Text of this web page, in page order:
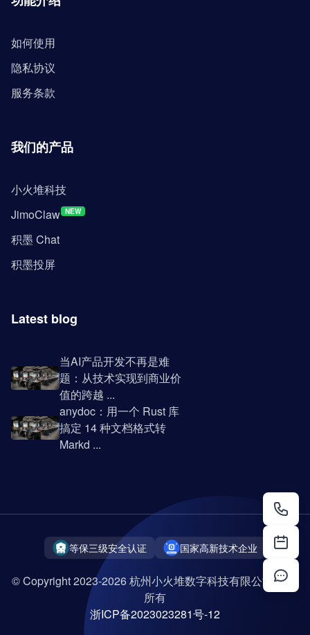
如何使用
隐私协议
服务条款
我们的产品
小火堆科技
JimoClaw NEW
积墨 Chat
积墨投屏
Latest blog
当AI产品开发不再是难
题：从技术实现到商业价
值的跨越 ...
anydoc：用一个 Rust 库
搞定 14 种文档格式转
Markd ...
等保三级安全认证 国家高新技术企业
© Copyright 2023-2026 杭州小火堆数字科技有限公司 版权
所有
浙ICP备2023023281号-12